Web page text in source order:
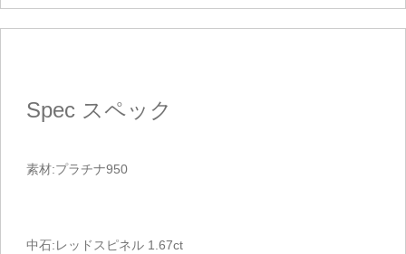
Spec スペック
素材:プラチナ950
中石:レッドスピネル 1.67ct